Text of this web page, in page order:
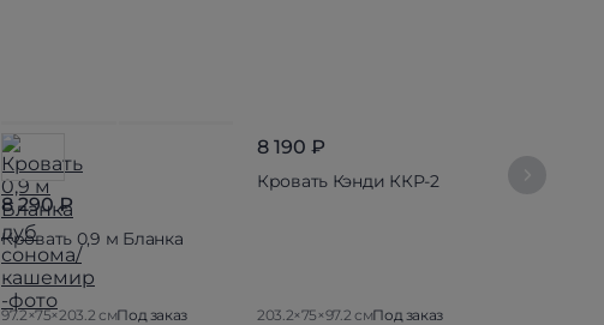
8 290 ₽
Кровать 0,9 м Бланка
97.2×75×203.2 смПод заказ
8 190 ₽
Кровать Кэнди ККР-2
203.2×75×97.2 смПод заказ